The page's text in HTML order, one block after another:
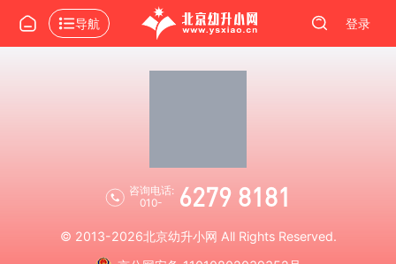
导航 登录
咨询电话:
010-
6279 8181
© 2013-2026北京幼升小网 All Rights Reserved.